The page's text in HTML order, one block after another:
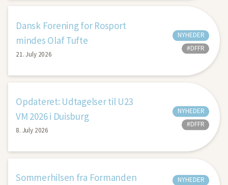
Dansk Forening for Rosport
mindes Olaf Tufte
21. July 2026
NYHEDER
#DFFR
Opdateret: Udtagelser til U23
VM 2026 i Duisburg
8. July 2026
NYHEDER
#DFFR
Sommerhilsen fra Formanden
NYHEDER